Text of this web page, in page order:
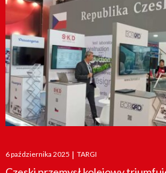
Posted
on
6 października 2025 | TARGI